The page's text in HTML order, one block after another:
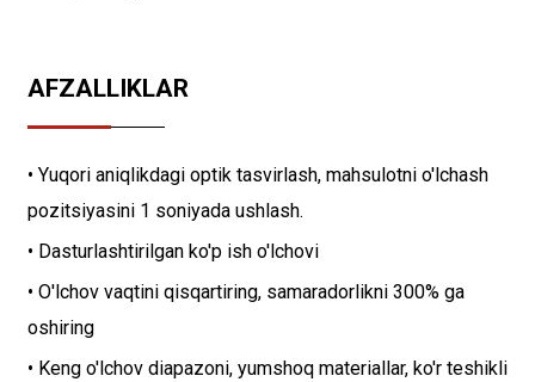
AFZALLIKLAR
• Yuqori aniqlikdagi optik tasvirlash, mahsulotni o'lchash
pozitsiyasini 1 soniyada ushlash.
• Dasturlashtirilgan ko'p ish o'lchovi
• O'lchov vaqtini qisqartiring, samaradorlikni 300% ga
oshiring
• Keng o'lchov diapazoni, yumshoq materiallar, ko'r teshikli